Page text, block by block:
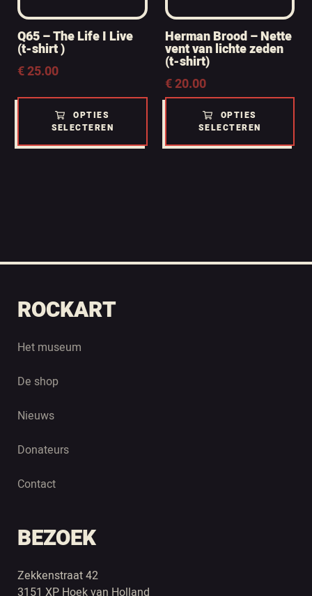
Q65 – The Life I Live
(t-shirt )
€25.00
OPTIES
SELECTEREN
Herman Brood – Nette
vent van lichte zeden
(t-shirt)
€20.00
OPTIES
SELECTEREN
ROCKART
Het museum
De shop
Nieuws
Donateurs
Contact
BEZOEK
Zekkenstraat 42